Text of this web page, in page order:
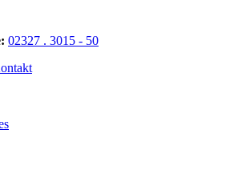
02327 . 3015 - 50